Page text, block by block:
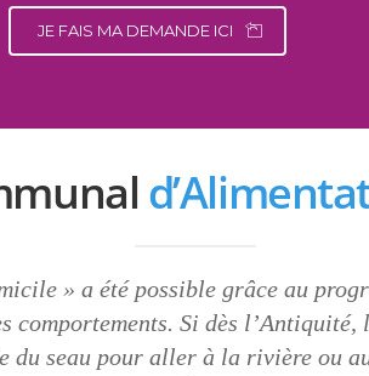
JE FAIS MA DEMANDE ICI
» a été possible grâce au
comportements. Si dès
seau pour aller à la rivière ou